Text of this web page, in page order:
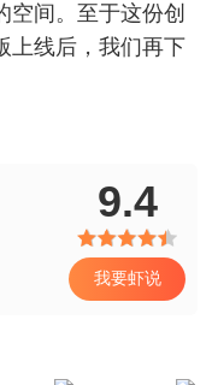
空间。至于这份创
上线后，我们再下
9.4
我要虾说